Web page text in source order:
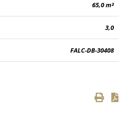
65,0 m²
3,0
FALC-DB-30408